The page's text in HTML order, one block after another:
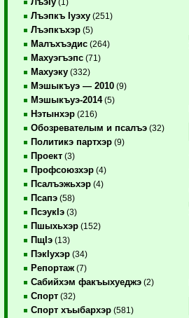
(1)
Лъэпкъ Iуэху (251)
Лъэпкъхэр (5)
Малъхъэдис (264)
Махуэгъэпс (71)
Махуэку (332)
Мэшыкъуэ — 2010 (9)
Мэшыкъуэ-2014(5)
Нэтынхэр (216)
Обозревателым и псалъэ (32)
Политикэ партхэр (9)
Проект (3)
Профсоюзхэр (4)
Псалъэжьхэр (4)
Псапэ (58)
ПсэукIэ (3)
Пшыхьхэр (152)
ПщIэ (13)
ПэкIухэр (34)
Репортаж (7)
Сабийхэм факъыхуеджэ (2)
Спорт (32)
Спорт хъыбархэр (581)